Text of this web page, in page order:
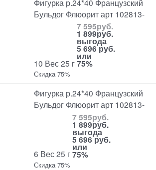
Фигурка р.24*40 Французский
Бульдог Флюорит арт 102813-
10 Вес 25 г
7 595руб.
1 899руб.
выгода
5 696 руб.
или
75%
Скидка 75%
Фигурка р.24*40 Французский
Бульдог Флюорит арт 102813-
6 Вес 25 г
7 595руб.
1 899руб.
выгода
5 696 руб.
или
75%
Скидка 75%